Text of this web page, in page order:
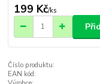
199 Kč/ks
Číslo produktu:
EAN kód: